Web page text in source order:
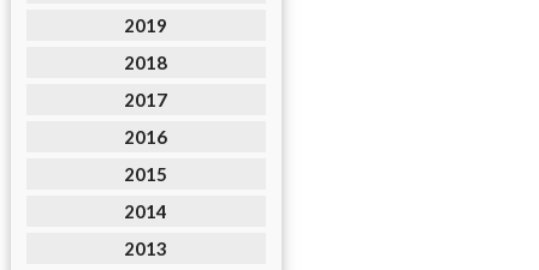
2019
2018
2017
2016
2015
2014
2013